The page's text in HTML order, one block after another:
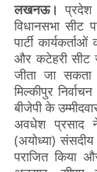
लखनऊ। प्रदेश
विधानसभा सीट
पार्टी
और कटेहरी सीट
जीता जा
मिल्कीपुर
बीजेपी के
अवधेश प्रसाद
(अयोध्या)
पराजित किया